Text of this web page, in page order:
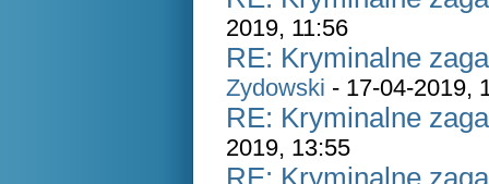
2019, 11:56
RE: Kryminalne
Zydowski - 17-04-2019,
RE: Kryminalne
2019, 13:55
RE: Kryminalne